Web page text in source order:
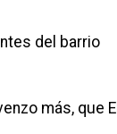
del barrio
más, que El